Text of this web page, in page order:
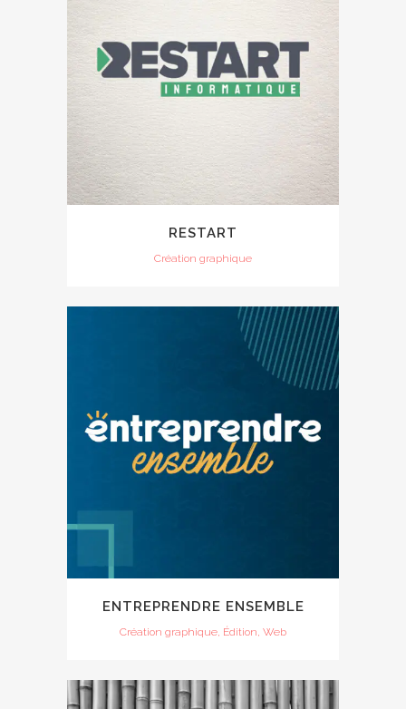
RESTART
Création graphique
ENTREPRENDRE ENSEMBLE
Création graphique, Édition, Web